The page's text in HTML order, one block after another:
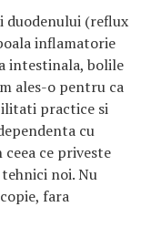
duodenului (reflux
inflamatorie
intestinala, bolile
ales-o pentru ca
practice si
cu
ce priveste
noi. Nu
fara